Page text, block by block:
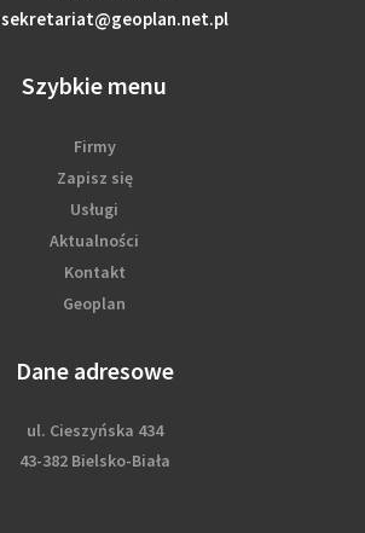
sekretariat@geoplan.net.pl
Szybkie menu
Firmy
Zapisz się
Usługi
Aktualności
Kontakt
Geoplan
Dane adresowe
ul. Cieszyńska 434
43-382 Bielsko-Biała